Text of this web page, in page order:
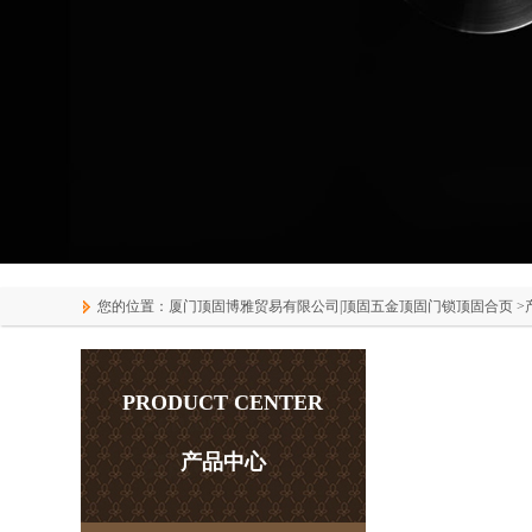
您的位置： 厦门顶固博雅贸易有限公司|顶固五金顶固门锁顶固合页>
PRODUCT CENTER
产品中心